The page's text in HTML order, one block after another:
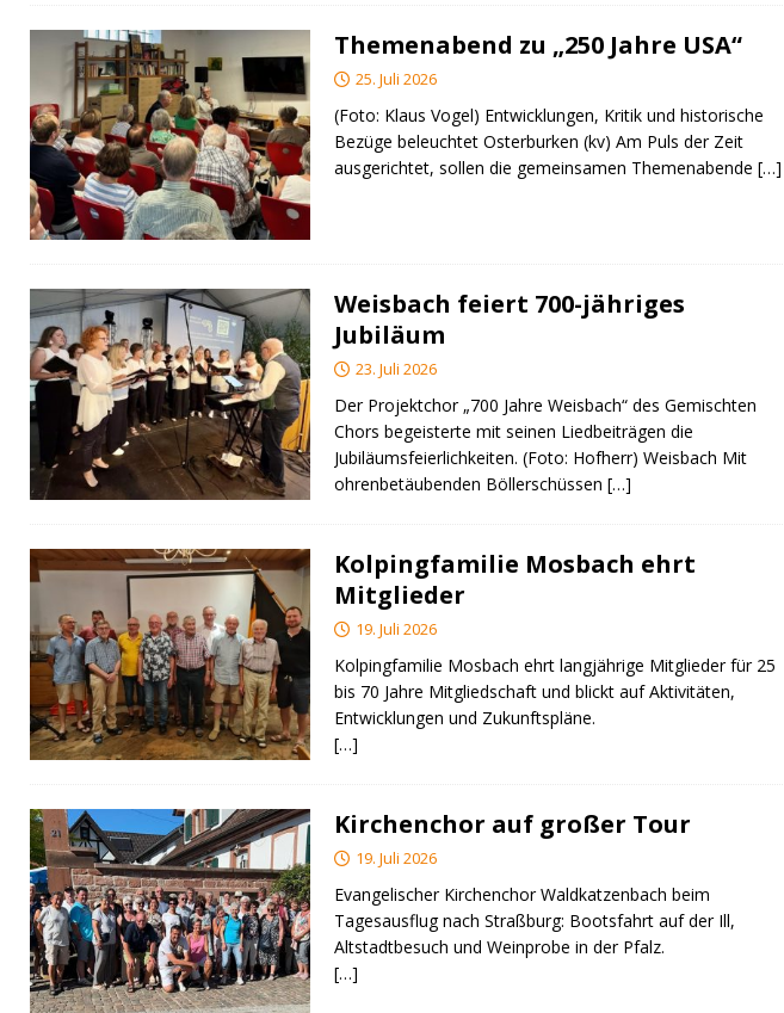
Themenabend zu „250 Jahre USA“
25. Juli 2026
(Foto: Klaus Vogel) Entwicklungen, Kritik und historische
Bezüge beleuchtet Osterburken (kv) Am Puls der Zeit
ausgerichtet, sollen die gemeinsamen Themenabende […]
Weisbach feiert 700-jähriges
Jubiläum
23. Juli 2026
Der Projektchor „700 Jahre Weisbach“ des Gemischten
Chors begeisterte mit seinen Liedbeiträgen die
Jubiläumsfeierlichkeiten. (Foto: Hofherr) Weisbach Mit
ohrenbetäubenden Böllerschüssen […]
Kolpingfamilie Mosbach ehrt
Mitglieder
19. Juli 2026
Kolpingfamilie Mosbach ehrt langjährige Mitglieder für 25
bis 70 Jahre Mitgliedschaft und blickt auf Aktivitäten,
Entwicklungen und Zukunftspläne.
[…]
Kirchenchor auf großer Tour
19. Juli 2026
Evangelischer Kirchenchor Waldkatzenbach beim
Tagesausflug nach Straßburg: Bootsfahrt auf der Ill,
Altstadtbesuch und Weinprobe in der Pfalz.
[…]